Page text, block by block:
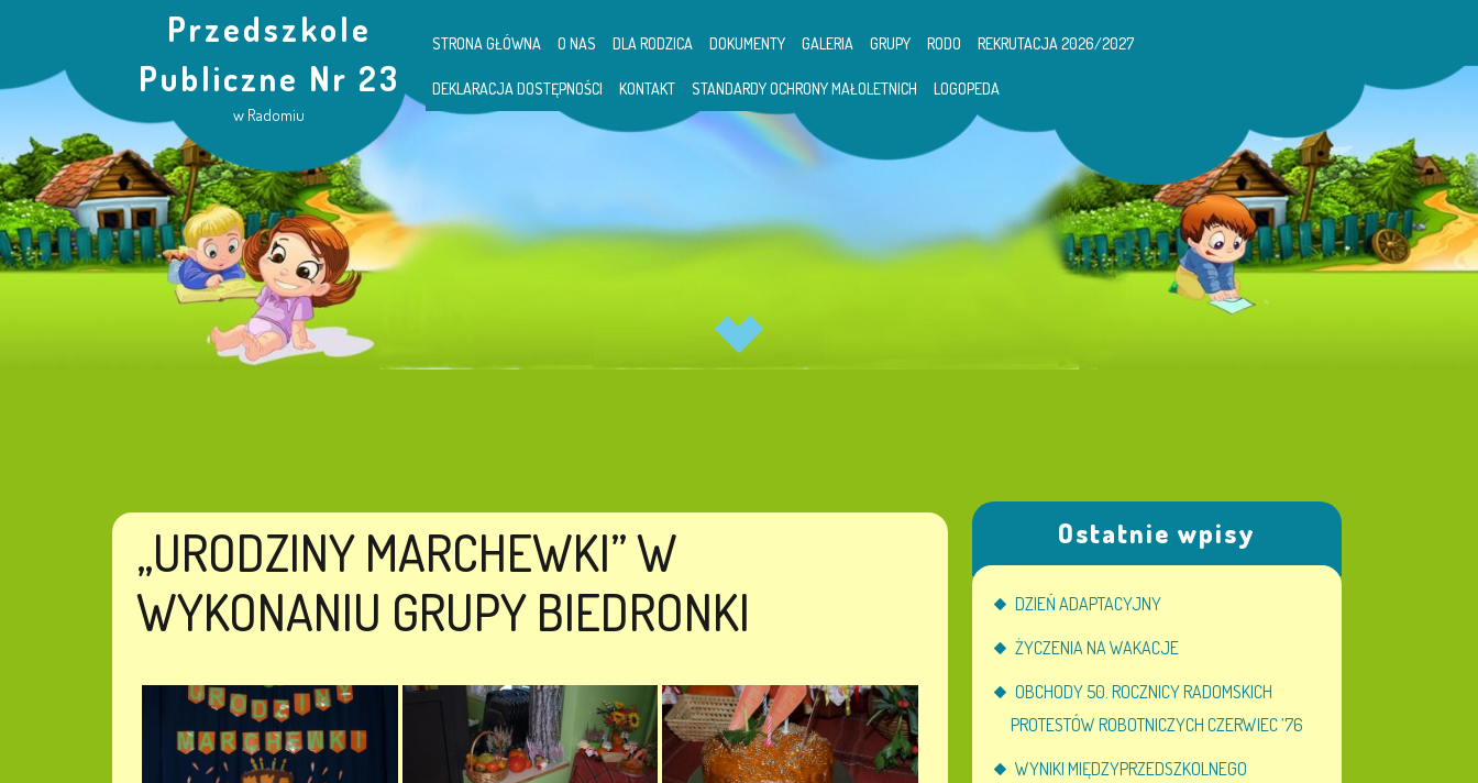
Przedszkole
Publiczne Nr 23
w Radomiu
STRONA GŁÓWNA O NAS DLA RODZICA DOKUMENTY GALERIA GRUPY RODO REKRUTACJA 2026/2027
DEKLARACJA DOSTĘPNOŚCI KONTAKT STANDARDY OCHRONY MAŁOLETNICH LOGOPEDA
„URODZINY MARCHEWKI” W
WYKONANIU GRUPY BIEDRONKI
Ostatnie wpisy
DZIEŃ ADAPTACYJNY
ŻYCZENIA NA WAKACJE
OBCHODY 50. ROCZNICY RADOMSKICH
PROTESTÓW ROBOTNICZYCH CZERWIEC ’76
WYNIKI MIĘDZYPRZEDSZKOLNEGO